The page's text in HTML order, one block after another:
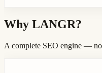
Why LANGR?
A complete SEO engine —